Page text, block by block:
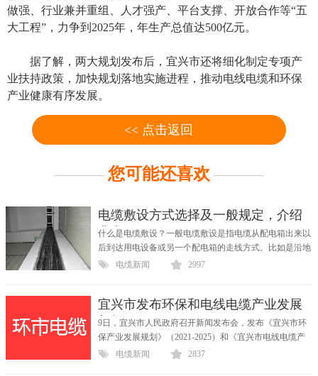
做强、行业兼并重组、人才强产、平台支撑、开放合作等“五
大工程”，力争到2025年，年生产总值达500亿元。
据了解，两大规划发布后，宜兴市还将细化制定专项产
业扶持政策，加快规划落地实施进程，推动电线电缆和环保
产业健康有序发展。
<< 点击返回
您可能还喜欢
电缆敷设方式选择及一般规定，介绍
非常
什么是电缆敷设？一般电缆敷设是指电缆从配电箱出来以
后到达用电设备或另一个配电箱的走线方式。比如是沿地
沿...
电缆新闻 2997
宜兴市发布环保和电线电缆产业发展
新规
9日，宜兴市人民政府召开新闻发布会，发布《宜兴市环
保产业发展规划》（2021-2025）和《宜兴市电线电缆产
业发展规...
电缆新闻 2837